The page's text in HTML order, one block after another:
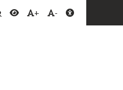
+ -